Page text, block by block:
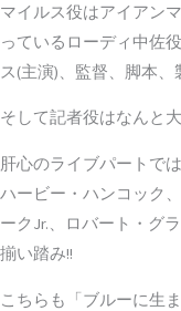
マイルス役はアイアン
っているローディ中佐
ス(主演)、監督、脚本、
そして記者役はなんと
肝心のライブパートで
ハービー・ハンコック
ークJr.、ロバート・グ
揃い踏み!!
こちらも「ブルーに生